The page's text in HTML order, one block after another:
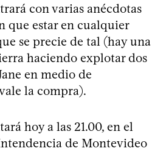
con varias anécdotas
que estar en cualquier
se precie de tal (hay una
haciendo explotar dos
en medio de
la compra).
hoy a las 21.00, en el
de Montevideo